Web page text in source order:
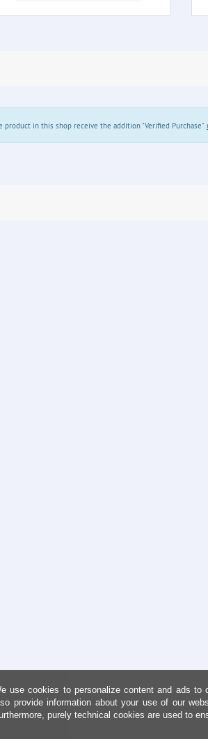
in this shop receive the addition "Verified Purchase".
use cookies to personalize content and ads
provide information about your use of our
purely technical cookies are used to